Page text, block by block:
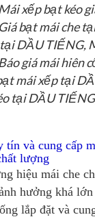
xếp bạt kéo
bạt mái che
DẦU TIẾNG,
giá mái hiên
mái xếp tại
tại DẦU
và cung cấp
lượng
hiệu mái che
hưởng khá
lắp đặt và